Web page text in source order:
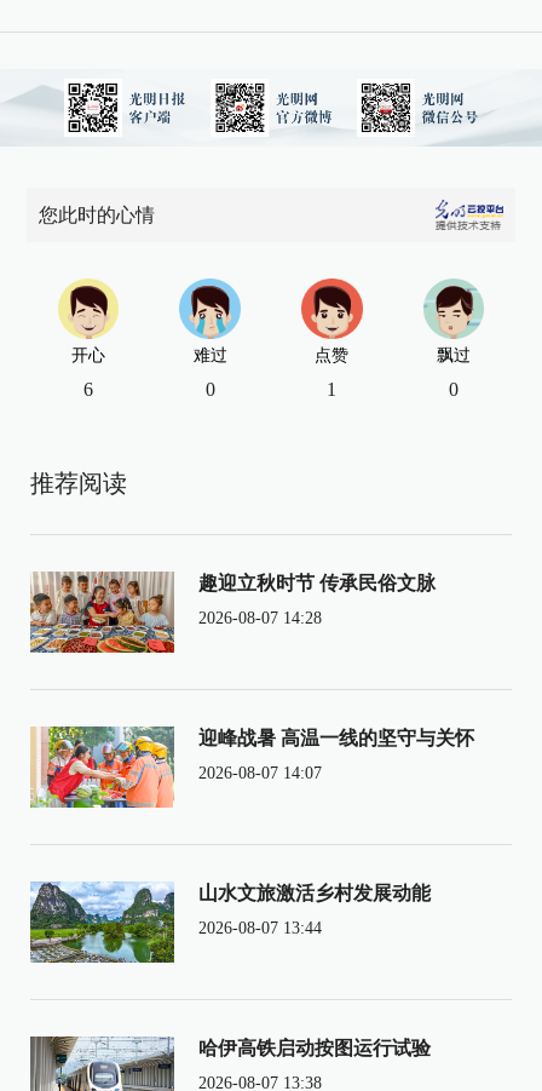
您此时的心情
开心
6
难过
0
点赞
1
飘过
0
推荐阅读
趣迎立秋时节 传承民俗文脉
2026-08-07 14:28
迎峰战暑 高温一线的坚守与关怀
2026-08-07 14:07
山水文旅激活乡村发展动能
2026-08-07 13:44
哈伊高铁启动按图运行试验
2026-08-07 13:38